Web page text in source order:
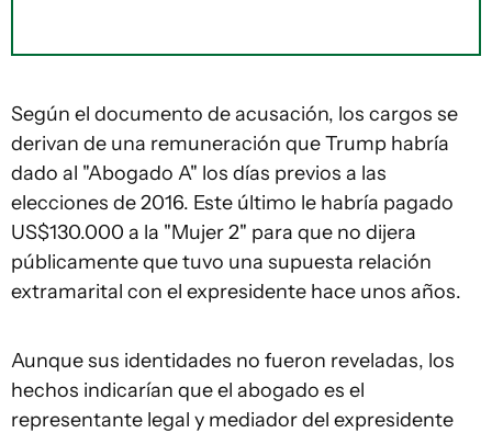
Según el documento de acusación, los cargos se
derivan de una remuneración que Trump habría
dado al "Abogado A" los días previos a las
elecciones de 2016. Este último le habría pagado
US$130.000 a la "Mujer 2" para que no dijera
públicamente que tuvo una supuesta relación
extramarital con el expresidente hace unos años.
Aunque sus identidades no fueron reveladas, los
hechos indicarían que el abogado es el
representante legal y mediador del expresidente